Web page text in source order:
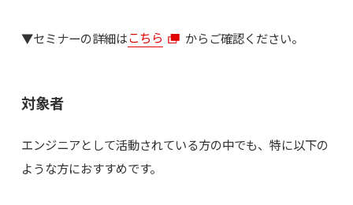
▼セミナーの詳細はこちら からご確認ください。
対象者
エンジニアとして活動されている方の中でも、特に以下の
ような方におすすめです。